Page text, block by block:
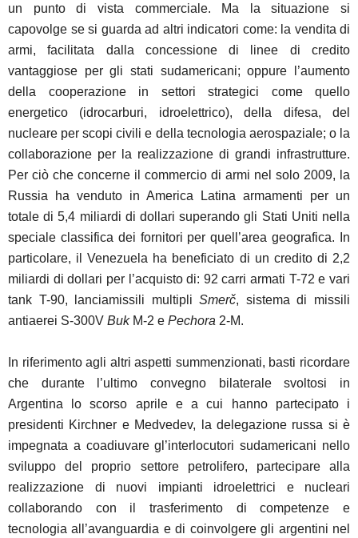
un punto di vista commerciale. Ma la situazione si
capovolge se si guarda ad altri indicatori come: la vendita di
armi, facilitata dalla concessione di linee di credito
vantaggiose per gli stati sudamericani; oppure l’aumento
della cooperazione in settori strategici come quello
energetico (idrocarburi, idroelettrico), della difesa, del
nucleare per scopi civili e della tecnologia aerospaziale; o la
collaborazione per la realizzazione di grandi infrastrutture.
Per ciò che concerne il commercio di armi nel solo 2009, la
Russia ha venduto in America Latina armamenti per un
totale di 5,4 miliardi di dollari superando gli Stati Uniti nella
speciale classifica dei fornitori per quell’area geografica. In
particolare, il Venezuela ha beneficiato di un credito di 2,2
miliardi di dollari per l’acquisto di: 92 carri armati T-72 e vari
tank T-90, lanciamissili multipliSmerč, sistema di missili
antiaerei S-300V BukM-2 e Pechora 2-M.
In riferimento agli altri aspetti summenzionati, basti ricordare
che durante l’ultimo convegno bilaterale svoltosi in
Argentina lo scorso aprile e a cui hanno partecipato i
presidenti Kirchner e Medvedev, la delegazione russa si è
impegnata a coadiuvare gl’interlocutori sudamericani nello
sviluppo del proprio settore petrolifero, partecipare alla
realizzazione di nuovi impianti idroelettrici e nucleari
collaborando con il trasferimento di competenze e
tecnologia all’avanguardia e di coinvolgere gli argentini nel